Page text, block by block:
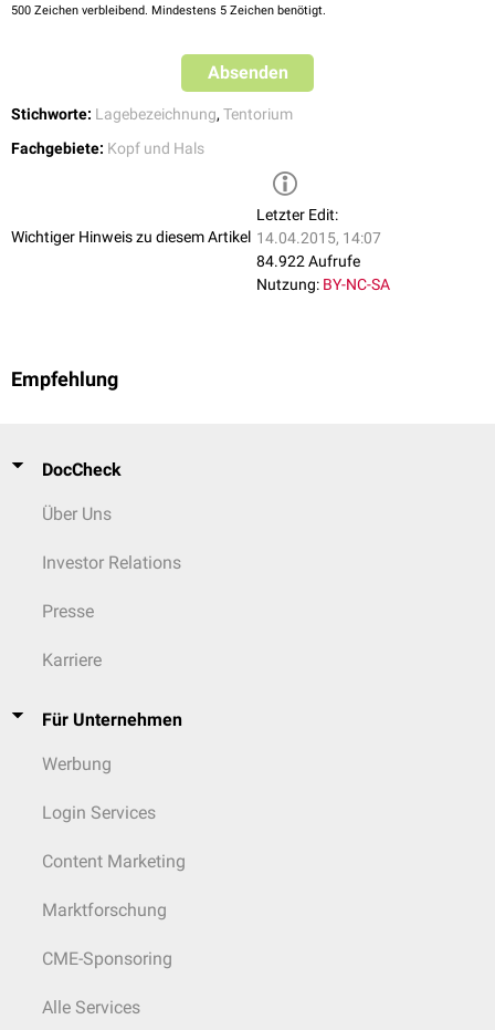
500 Zeichen verbleibend. Mindestens 5 Zeichen benötigt.
Absenden
Stichworte: Lagebezeichnung, Tentorium
Fachgebiete: Kopf und Hals
Wichtiger Hinweis zu diesem Artikel
Letzter Edit:
14.04.2015, 14:07
84.922 Aufrufe
Nutzung: BY-NC-SA
Empfehlung
DocCheck
Über Uns
Investor Relations
Presse
Karriere
Für Unternehmen
Werbung
Login Services
Content Marketing
Marktforschung
CME-Sponsoring
Alle Services